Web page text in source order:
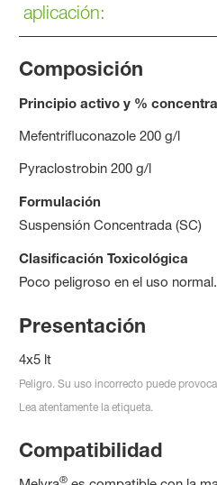
aplicación:
Composición
Principio activo y %
Mefentrifluconazole 200 g/l
Pyraclostrobin 200 g/l
Formulación
Suspensión Concentrada (SC)
Clasificación Toxicológica
Poco peligroso en el uso normal.
Presentación
4x5 lt
Peligro. Su uso incorrecto puede
Lea atentamente la etiqueta.
Compatibilidad
®